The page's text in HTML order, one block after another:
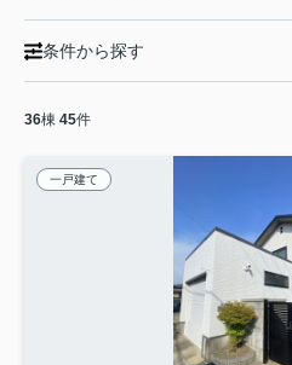
条件から探す
36棟 45件
一戸建て